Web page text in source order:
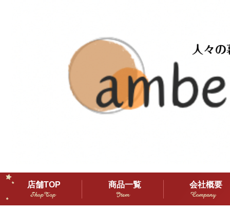
店舗TOP 商品一覧 会社概要